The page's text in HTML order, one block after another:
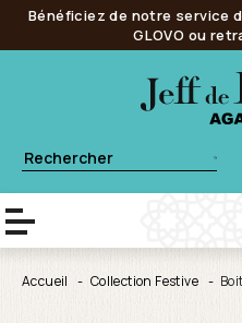
Bénéficiez de notre service
GLOVO ou
Accueil Collection Festive